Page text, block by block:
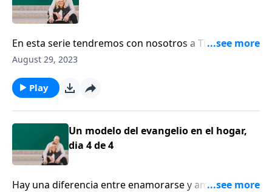
En esta serie tendremos con nosotros a Tim y Kathy
Keller, para hablar sobre cómo plantar, cuidar y
August 29, 2023
Play
Un modelo del evangelio en el hogar,
dia 4 de 4
Hay una diferencia entre enamorarse y amar a